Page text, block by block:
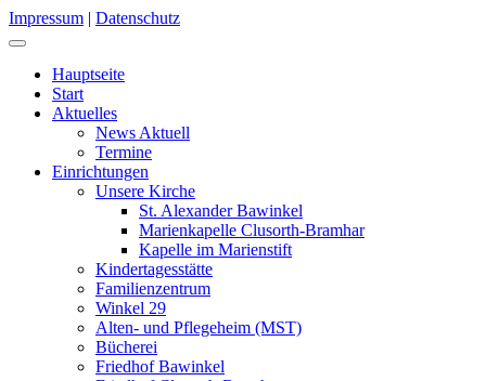
Impressum | Datenschutz
Hauptseite
Start
Aktuelles
News Aktuell
Termine
Einrichtungen
Unsere Kirche
St. Alexander Bawinkel
Marienkapelle Clusorth-Bramhar
Kapelle im Marienstift
Kindertagesstätte
Familienzentrum
Winkel 29
Alten- und Pflegeheim (MST)
Bücherei
Friedhof Bawinkel